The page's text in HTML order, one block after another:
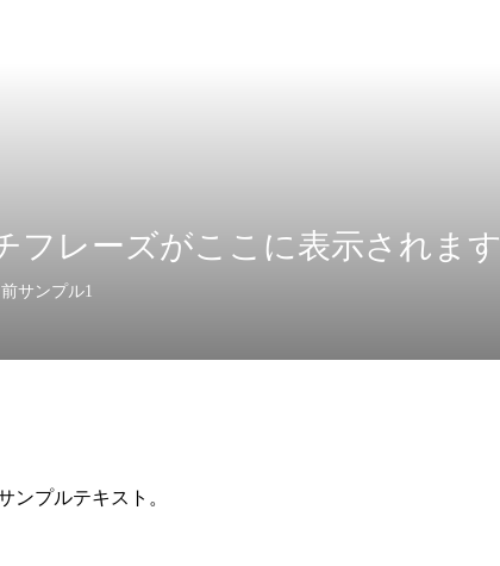
フレーズがここに表示されます
サンプル1
ンプルテキスト。